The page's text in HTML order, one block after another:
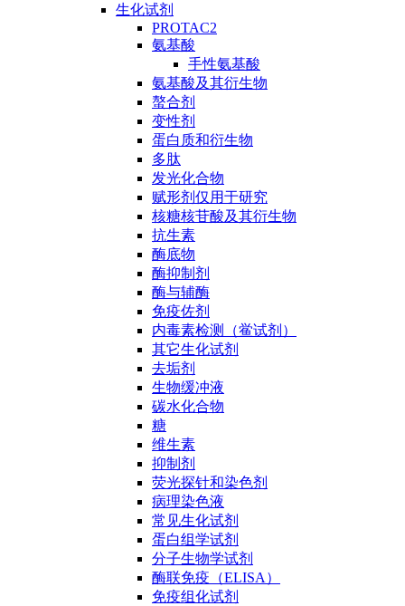
生化试剂
PROTAC2
氨基酸
手性氨基酸
氨基酸及其衍生物
螯合剂
变性剂
蛋白质和衍生物
多肽
发光化合物
赋形剂仅用于研究
核糖核苷酸及其衍生物
抗生素
酶底物
酶抑制剂
酶与辅酶
免疫佐剂
内毒素检测（鲎试剂）
其它生化试剂
去垢剂
生物缓冲液
碳水化合物
糖
维生素
抑制剂
荧光探针和染色剂
病理染色液
常见生化试剂
蛋白组学试剂
分子生物学试剂
酶联免疫（ELISA）
免疫组化试剂